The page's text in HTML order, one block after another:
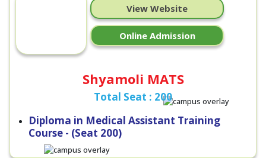
View Website
Online Admission
Shyamoli MATS
Total Seat : 200
Diploma in Medical Assistant Training
Course - (Seat 200)